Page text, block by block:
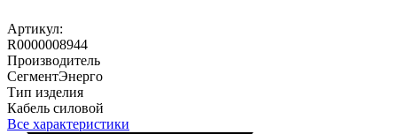
Артикул:
R0000008944
Производитель
СегментЭнерго
Тип изделия
Кабель силовой
Все характеристики